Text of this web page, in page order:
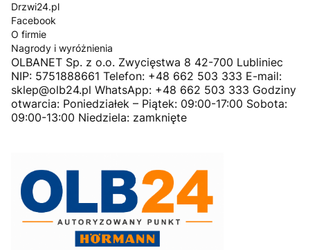
Drzwi24.pl
Facebook
O firmie
Nagrody i wyróżnienia
OLBANET Sp. z o.o. Zwycięstwa 8 42-700 Lubliniec
NIP: 5751888661 Telefon: +48 662 503 333 E-mail:
sklep@olb24.pl WhatsApp: +48 662 503 333 Godziny
otwarcia: Poniedziałek – Piątek: 09:00-17:00 Sobota:
09:00-13:00 Niedziela: zamknięte